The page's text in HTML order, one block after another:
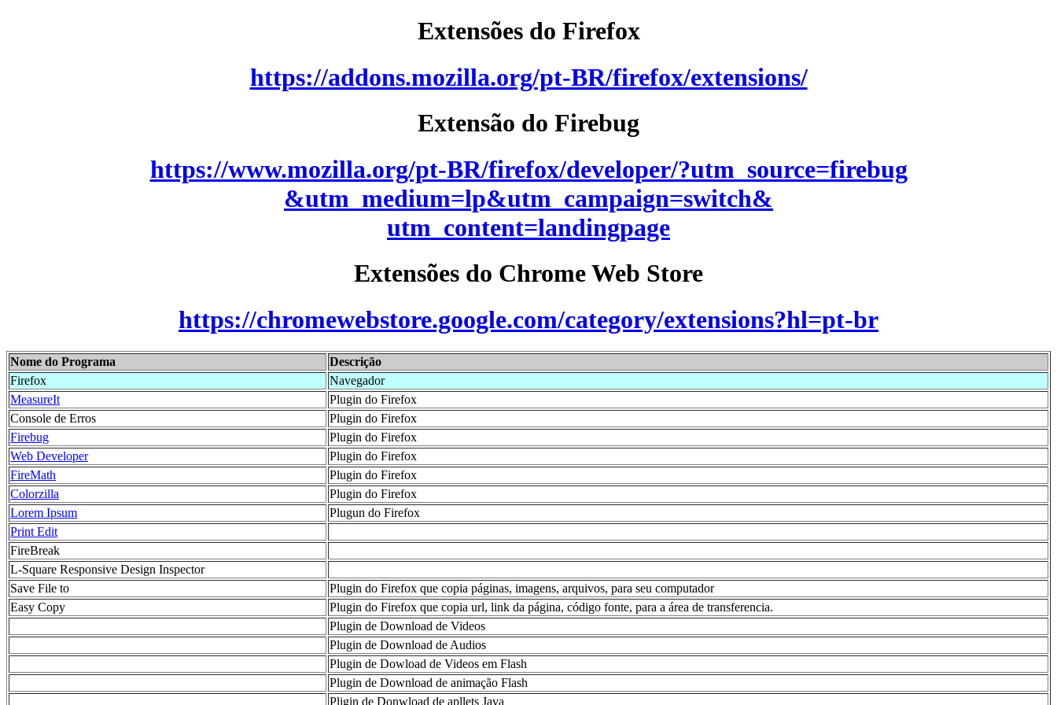
Extensões do Firefox
https://addons.mozilla.org/pt-BR/firefox/extensions/
Extensão do Firebug
https://www.mozilla.org/pt-BR/firefox/developer/?utm_source=firebug
&utm_medium=lp&utm_campaign=switch&
utm_content=landingpage
Extensões do Chrome Web Store
https://chromewebstore.google.com/category/extensions?hl=pt-br
Nome do Programa
Descrição
Firefox
Navegador
MeasureIt
Plugin do Firefox
Console de Erros
Plugin do Firefox
Firebug
Plugin do Firefox
Web Developer
Plugin do Firefox
FireMath
Plugin do Firefox
Colorzilla
Plugin do Firefox
Lorem Ipsum
Plugun do Firefox
Print Edit
FireBreak
L-Square Responsive Design Inspector
Save File to
Plugin do Firefox que copia páginas, imagens, arquivos, para seu computador
Easy Copy
Plugin do Firefox que copia url, link da página, código fonte, para a área de transferencia.
Plugin de Download de Videos
Plugin de Download de Audios
Plugin de Dowload de Videos em Flash
Plugin de Download de animação Flash
Pligin de Donwload de apllets Java